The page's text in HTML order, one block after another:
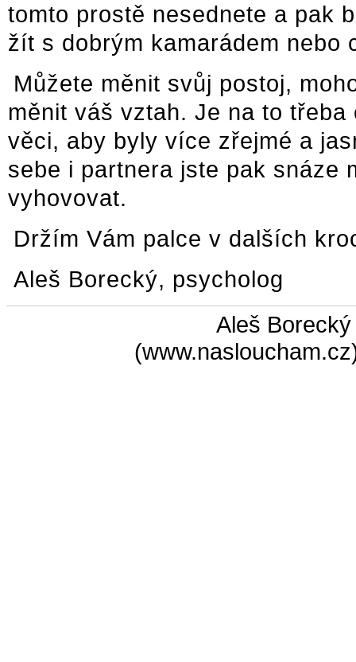
tomto prostě nesednete a pak
žít s dobrým kamarádem nebo
Můžete měnit svůj postoj,
měnit váš vztah. Je na to
věci, aby byly více zřejmé a
sebe i partnera jste pak snáze
vyhovovat.
Držím Vám palce v dalších
Aleš Borecký, psycholog
Aleš